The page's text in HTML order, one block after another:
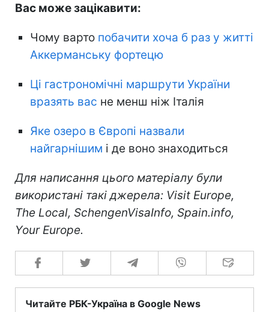
Вас може зацікавити:
Чому варто побачити хоча б раз у житті
Аккерманську фортецю
Ці гастрономічні маршрути України
вразять вас не менш ніж Італія
Яке озеро в Європі назвали
найгарнішим і де воно знаходиться
Для написання цього матеріалу були
використані такі джерела: Visit Europe,
The Local, SchengenVisaInfo, Spain.info,
Your Europe.
Читайте РБК-Україна в Google News